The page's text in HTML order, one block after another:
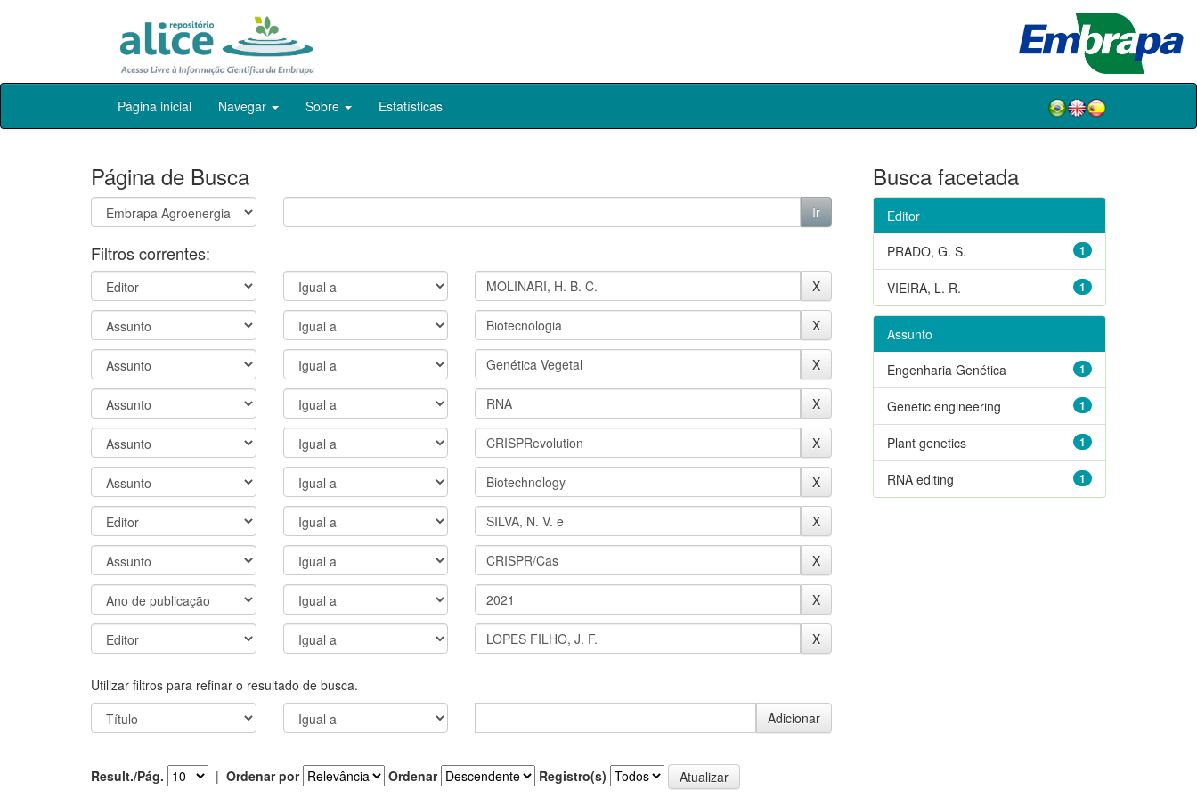
Skip
Página inicial Navegar Sobre Estatísticas
Página de Busca
Filtros correntes:
Utilizar filtros para refinar o resultado de busca.
Result./Pág. | Ordenar por Ordenar Registro(s)
Busca facetada
Editor
1
PRADO, G. S.
1
VIEIRA, L. R.
Assunto
1
Engenharia Genética
1
Genetic engineering
1
Plant genetics
1
RNA editing